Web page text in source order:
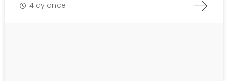
4 ay önce